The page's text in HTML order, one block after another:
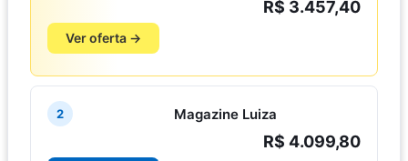
R$ 3.457,40
Ver oferta →
2 Magazine Luiza
R$ 4.099,80